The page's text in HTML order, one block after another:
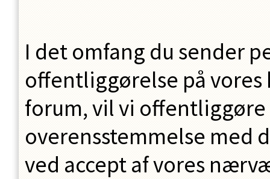
I det omfang du sender
offentliggørelse på
forum, vil vi
overensstemmelse med
ved accept af vores